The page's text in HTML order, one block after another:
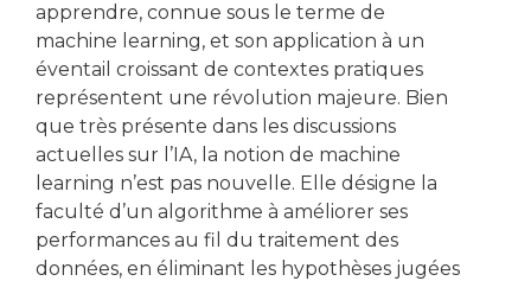
apprendre, connue sous le terme de
machine learning, et son application à un
éventail croissant de contextes pratiques
représentent une révolution majeure. Bien
que très présente dans les discussions
actuelles sur l’IA, la notion de machine
learning n’est pas nouvelle. Elle désigne la
faculté d’un algorithme à améliorer ses
performances au fil du traitement des
données, en éliminant les hypothèses jugées